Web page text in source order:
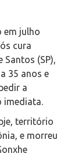
em julho
cura
(SP),
35 anos e
a
imediata.
território
e morreu